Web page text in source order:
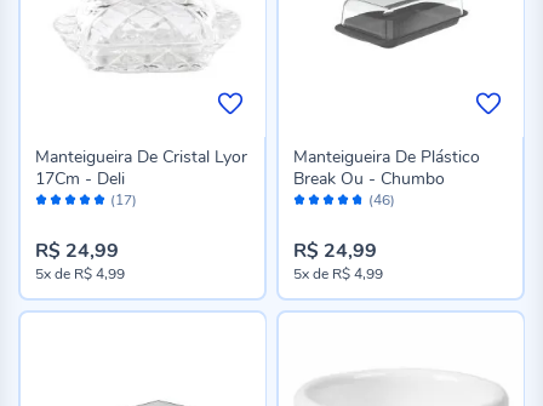
Avaliação: (17)
Manteigueira De Cristal Lyor
17Cm - Deli
R$ 24,99
5xde R$ 4,99
Avaliação: (46)
Manteigueira De Plástico
Break Ou - Chumbo
R$ 24,99
5xde R$ 4,99